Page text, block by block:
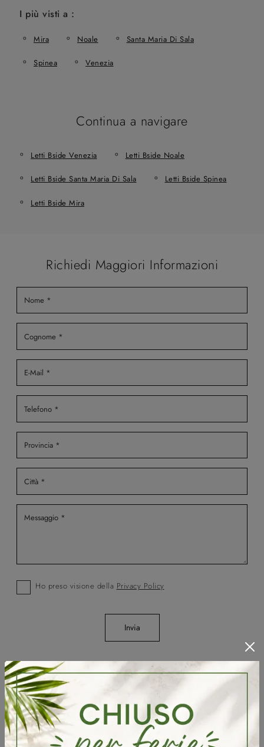
I più visti a :
Mira Noale Santa Maria Di Sala
Spinea Venezia
Continua a navigare
Letti Bside Venezia Letti Bside Noale
Letti Bside Santa Maria Di Sala Letti Bside Spinea
Letti Bside Mira
Sfoglia i cataloghi
Richiedi Maggiori Informazioni
Ho preso visione della Privacy Policy
Invia